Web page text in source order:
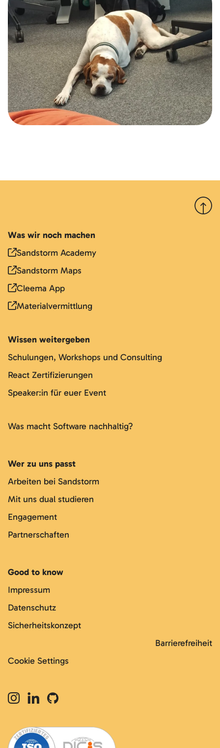
Nach
Was wir noch machen
Sandstorm Academy
Sandstorm Maps
Cleema App
Materialvermittlung
Wissen weitergeben
Schulungen, Workshops und Consulting
React Zertifizierungen
Speaker:in für euer Event
Was macht Software nachhaltig?
Wer zu uns passt
Arbeiten bei Sandstorm
Mit uns dual studieren
Engagement
Partnerschaften
Good to know
Impressum
Datenschutz
Sicherheitskonzept
Barrierefreiheit
Cookie Settings